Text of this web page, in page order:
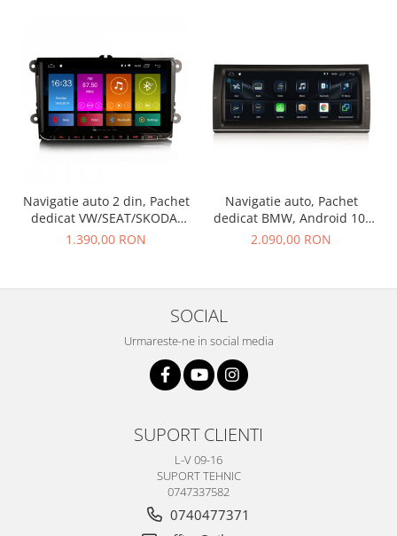
Navigatie auto 2 din, Pachet
dedicat VW/SEAT/SKODA,
Android 10
1.390,00 RON
Navigatie auto, Pachet
dedicat BMW, Android 10,
GPS, WIFI,DAB+, 2GB RAM,
2.090,00 RON
SOCIAL
Urmareste-ne in social media
SUPORT CLIENTI
L-V 09-16
SUPORT TEHNIC
0747337582
0740477371